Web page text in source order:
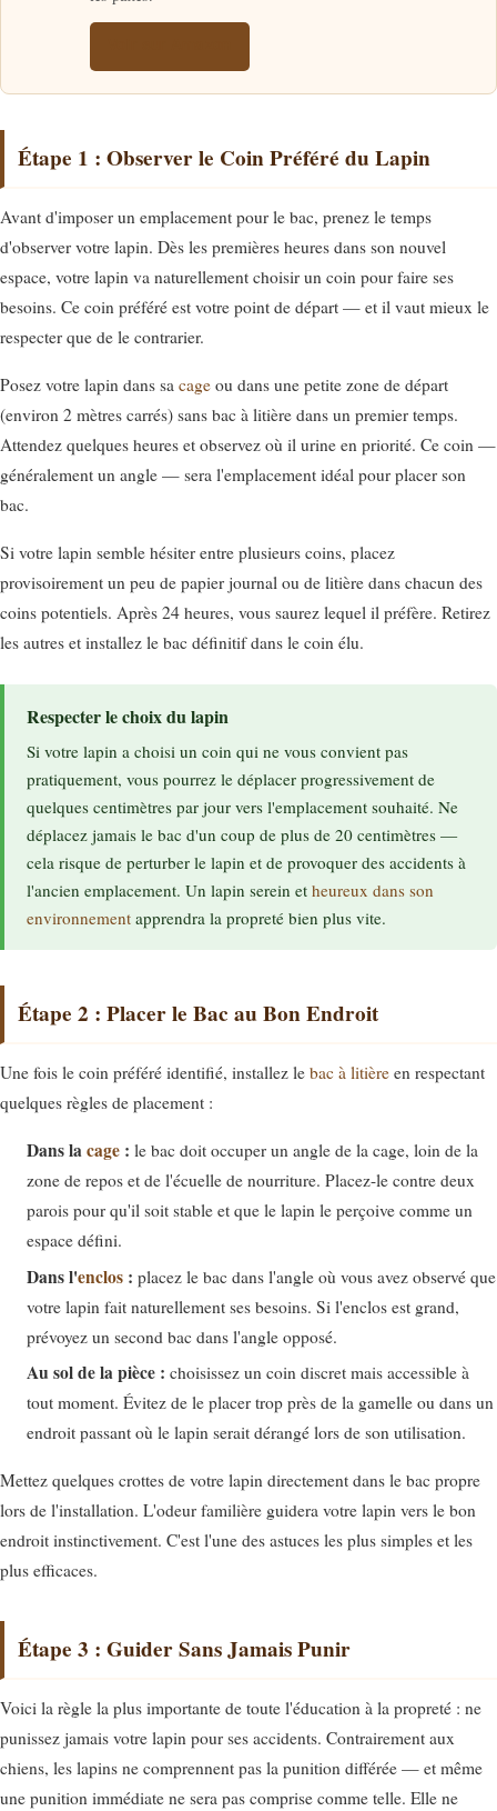
Étape 1 : Observer le Coin Préféré du Lapin
Avant d'imposer un emplacement pour le bac, prenez le temps
d'observer votre lapin. Dès les premières heures dans son nouvel
espace, votre lapin va naturellement choisir un coin pour faire ses
besoins. Ce coin préféré est votre point de départ — et il vaut mieux le
respecter que de le contrarier.
Posez votre lapin dans sa cage ou dans une petite zone de départ
(environ 2 mètres carrés) sans bac à litière dans un premier temps.
Attendez quelques heures et observez où il urine en priorité. Ce coin —
généralement un angle — sera l'emplacement idéal pour placer son
bac.
Si votre lapin semble hésiter entre plusieurs coins, placez
provisoirement un peu de papier journal ou de litière dans chacun des
coins potentiels. Après 24 heures, vous saurez lequel il préfère. Retirez
les autres et installez le bac définitif dans le coin élu.
Respecter le choix du lapin
Si votre lapin a choisi un coin qui ne vous convient pas
pratiquement, vous pourrez le déplacer progressivement de
quelques centimètres par jour vers l'emplacement souhaité. Ne
déplacez jamais le bac d'un coup de plus de 20 centimètres —
cela risque de perturber le lapin et de provoquer des accidents à
l'ancien emplacement. Un lapin serein et heureux dans son
environnement apprendra la propreté bien plus vite.
Étape 2 : Placer le Bac au Bon Endroit
Une fois le coin préféré identifié, installez le bac à litière en respectant
quelques règles de placement :
Dans lacage : le bac doit occuper un angle de la cage, loin de la
zone de repos et de l'écuelle de nourriture. Placez-le contre deux
parois pour qu'il soit stable et que le lapin le perçoive comme un
espace défini.
Dans l'enclos : placez le bac dans l'angle où vous avez observé que
votre lapin fait naturellement ses besoins. Si l'enclos est grand,
prévoyez un second bac dans l'angle opposé.
Au sol de la pièce : choisissez un coin discret mais accessible à
tout moment. Évitez de le placer trop près de la gamelle ou dans un
endroit passant où le lapin serait dérangé lors de son utilisation.
Mettez quelques crottes de votre lapin directement dans le bac propre
lors de l'installation. L'odeur familière guidera votre lapin vers le bon
endroit instinctivement. C'est l'une des astuces les plus simples et les
plus efficaces.
Étape 3 : Guider Sans Jamais Punir
Voici la règle la plus importante de toute l'éducation à la propreté : ne
punissez jamais votre lapin pour ses accidents. Contrairement aux
chiens, les lapins ne comprennent pas la punition différée — et même
une punition immédiate ne sera pas comprise comme telle. Elle ne